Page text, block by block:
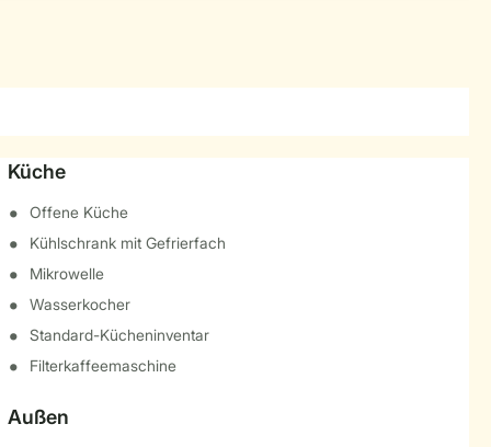
Küche
Offene Küche
Kühlschrank mit Gefrierfach
Mikrowelle
Wasserkocher
Standard-Kücheninventar
Filterkaffeemaschine
Außen